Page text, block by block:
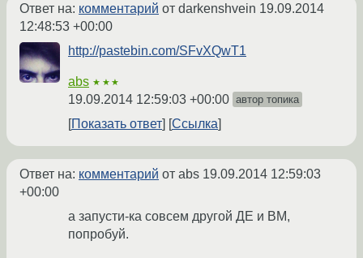
Ответ на: комментарий от darkenshvein 19.09.2014
12:48:53 +00:00
http://pastebin.com/SFvXQwT1
abs ★★★
19.09.2014 12:59:03 +00:00 автор топика
Показать ответ Ссылка
Ответ на: комментарий от abs 19.09.2014 12:59:03
+00:00
а запусти-ка совсем другой ДЕ и ВМ,
попробуй.